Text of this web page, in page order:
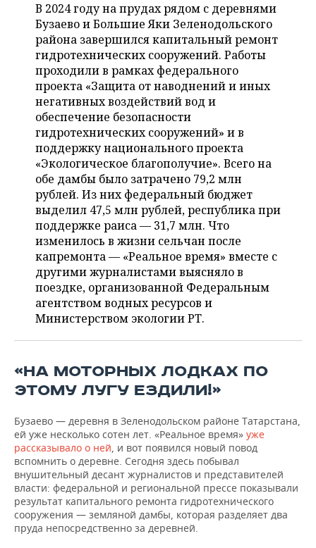
ОТКРЫТАЯ ЛЕКЦИЯ
БАСКЕТБОЛ
ВОЛЕЙБОЛ
КИБЕРСПОРТ
ФИГУРНОЕ КАТАНИЕ
ВОДНЫЕ ВИДЫ СПОРТА
ХОККЕЙ С МЯЧОМ
ИНФРАСТРУКТУРА
ИСТОРИЯ
КУЛЬТУРА
МЕДИЦИНА
ОБРАЗОВАНИЕ
ПРОИСШЕСТВИЯ
СПРАВОЧНИК
СПИСОК ПЕРСОН
СПИСОК КОМПАНИЙ
ПОЛНАЯ ВЕРСИЯ
В 2024 году на прудах рядом с деревнями
Бузаево и Большие Яки Зеленодольского
района завершился капитальный ремонт
гидротехнических сооружений. Работы
проходили в рамках федерального
проекта «Защита от наводнений и иных
негативных воздействий вод и
обеспечение безопасности
гидротехнических сооружений» и в
поддержку национального проекта
«Экологическое благополучие». Всего на
обе дамбы было затрачено 79,2 млн
рублей. Из них федеральный бюджет
выделил 47,5 млн рублей, республика при
поддержке раиса — 31,7 млн. Что
изменилось в жизни сельчан после
капремонта — «Реальное время» вместе с
другими журналистами выясняло в
поездке, организованной Федеральным
агентством водных ресурсов и
Министерством экологии РТ.
«НА МОТОРНЫХ ЛОДКАХ ПО
ЭТОМУ ЛУГУ ЕЗДИЛИ!»
Бузаево — деревня в Зеленодольском районе Татарстана,
ей уже несколько сотен лет. «Реальное время» уже
рассказывало о ней, и вот появился новый повод
вспомнить о деревне. Сегодня здесь побывал
внушительный десант журналистов и представителей
власти: федеральной и региональной прессе показывали
результат капитального ремонта гидротехнического
сооружения — земляной дамбы, которая разделяет два
пруда непосредственно за деревней.